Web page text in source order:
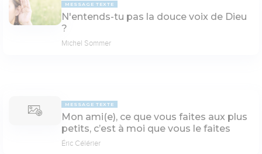
MESSAGE TEXTE
N'entends-tu pas la douce voix de Dieu
?
Michel Sommer
MESSAGE TEXTE
Mon ami(e), ce que vous faites aux plus
petits, c’est à moi que vous le faites
Éric Célérier